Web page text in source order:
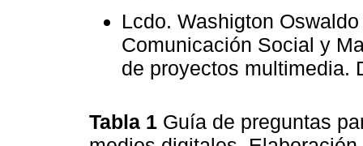
Lcdo. Washigton
Comunicación Social y
de proyectos multimedia.
Tabla 1 Guía de preguntas